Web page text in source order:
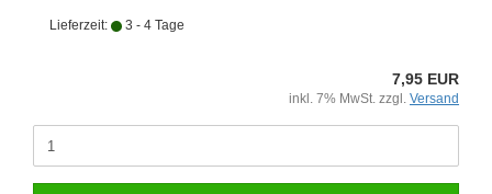
Lieferzeit: 3 - 4 Tage
7,95 EUR
inkl. 7% MwSt. zzgl. Versand